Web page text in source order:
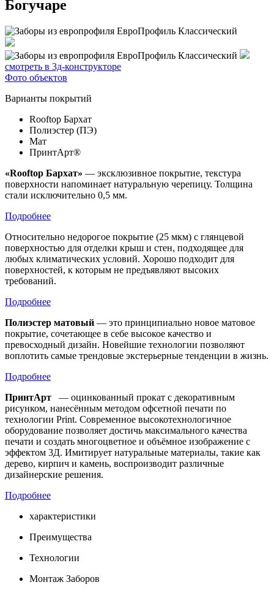
Богучаре
смотреть в 3д-конструкторе
Фото объектов
Варианты покрытий
Rooftop Бархат
Полиэстер (ПЭ)
Мат
ПринтАрт®
«Rooftop Бархат» — эксклюзивное покрытие, текстура
поверхности напоминает натуральную черепицу. Толщина
стали исключительно 0,5 мм.
Подробнее
Относительно недорогое покрытие (25 мкм) с глянцевой
поверхностью для отделки крыш и стен, подходящее для
любых климатических условий. Хорошо подходит для
поверхностей, к которым не предъявляют высоких
требований.
Подробнее
Полиэстер матовый — это принципиально новое матовое
покрытие, сочетающее в себе высокое качество и
превосходный дизайн. Новейшие технологии позволяют
воплотить самые трендовые экстерьерные тенденции в жизнь.
Подробнее
ПринтАрт
— оцинкованный прокат с декоративным
рисунком, нанесённым методом офсетной печати по
технологии Print. Современное высокотехнологичное
оборудование позволяет достичь максимального качества
печати и создать многоцветное и объёмное изображение с
эффектом 3Д. Имитирует натуральные материалы, такие как
дерево, кирпич и камень, воспроизводит различные
дизайнерские решения.
Подробнее
характеристики
Преимущества
Технологии
Монтаж Заборов